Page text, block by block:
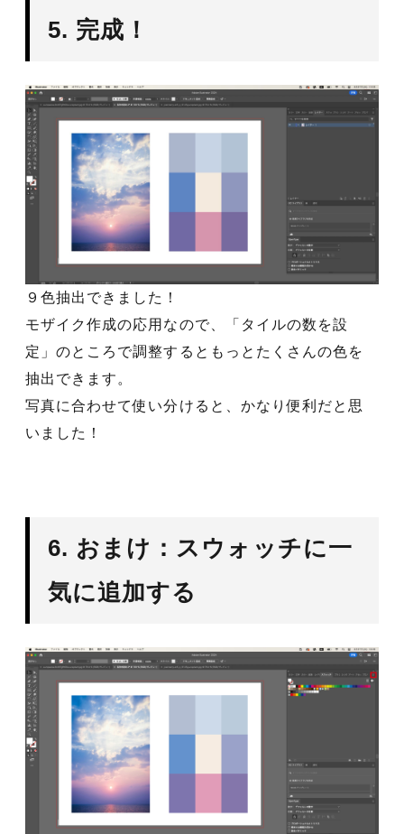
5. 完成！
９色抽出できました！
モザイク作成の応用なので、「タイルの数を設
定」のところで調整するともっとたくさんの色を
抽出できます。
写真に合わせて使い分けると、かなり便利だと思
いました！
6. おまけ：スウォッチに一
気に追加する